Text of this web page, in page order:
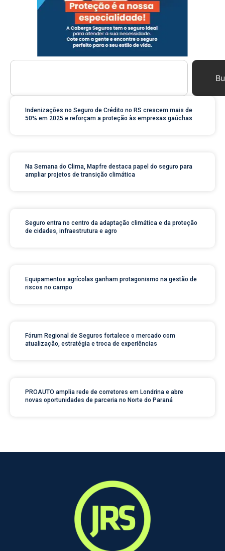
Indenizações no Seguro de Crédito no RS crescem mais de
50% em 2025 e reforçam a proteção às empresas gaúchas
Na Semana do Clima, Mapfre destaca papel do seguro para
ampliar projetos de transição climática
Seguro entra no centro da adaptação climática e da proteção
de cidades, infraestrutura e agro
Equipamentos agrícolas ganham protagonismo na gestão de
riscos no campo
Fórum Regional de Seguros fortalece o mercado com
atualização, estratégia e troca de experiências
PROAUTO amplia rede de corretores em Londrina e abre
novas oportunidades de parceria no Norte do Paraná